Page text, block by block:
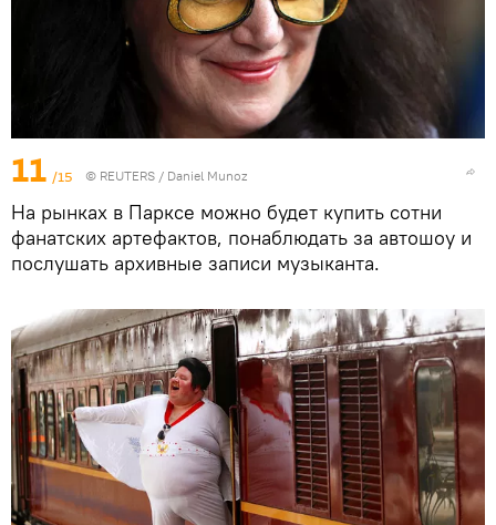
11 /15 © REUTERS / Daniel Munoz
На рынках в Парксе можно будет купить сотни
фанатских артефактов, понаблюдать за автошоу и
послушать архивные записи музыканта.